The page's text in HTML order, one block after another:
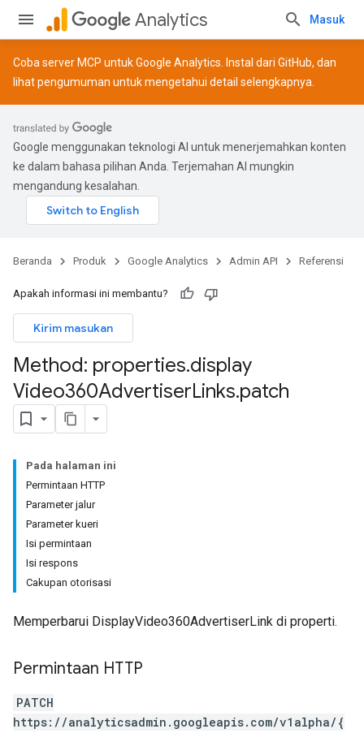
Analytics Masuk
Coba server MCP untuk Google Analytics. Instal dari GitHub, dan
lihatpengumuman untuk mengetahui detail selengkapnya.
Google menggunakan teknologi AI untuk menerjemahkan konten
ke dalam bahasa pilihan Anda. Terjemahan AI mungkin
mengandung kesalahan.
Beranda Produk Google Analytics Admin API Referensi
Apakah informasi ini membantu?
Kirim masukan
Method: properties.display
Video360AdvertiserLinks.patch
Pada halaman ini
Permintaan HTTP
Parameter jalur
Parameter kueri
Isi permintaan
Isi respons
Cakupan otorisasi
Memperbarui DisplayVideo360AdvertiserLink di properti.
Permintaan HTTP
PATCH
https://analyticsadmin.googleapis.com/v1alpha/{